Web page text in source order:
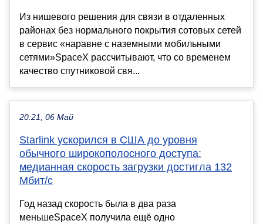
Из нишевого решения для связи в отдаленных
районах без нормального покрытия сотовых сетей
в сервис «наравне с наземными мобильными
сетями»SpaceX рассчитывают, что со временем
качество спутниковой свя...
20:21, 06 Май
Starlink ускорился в США до уровня
обычного широкополосного доступа:
медианная скорость загрузки достигла 132
Мбит/с
Год назад скорость была в два раза
меньшеSpaceX получила ещё одно